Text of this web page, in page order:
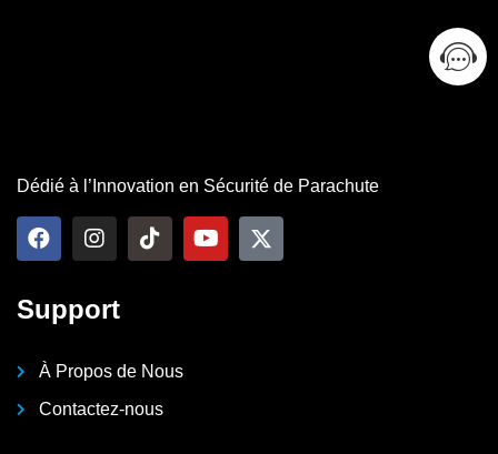
Dédié à l’Innovation en Sécurité de Parachute
Support
À Propos de Nous
Contactez-nous